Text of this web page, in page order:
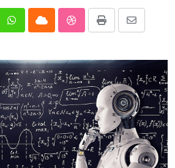
WhatsappCloud StumbleUpon
Print
Share
Email